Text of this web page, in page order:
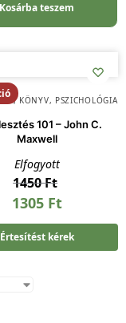
Kosárba teszem
,KÖNYV, PSZICHOLÓGIA
101 – John C.
Maxwell
Elfogyott
1450Ft
1305 Ft
Értesítést kérek